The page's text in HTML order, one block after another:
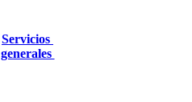
Servicios
generales